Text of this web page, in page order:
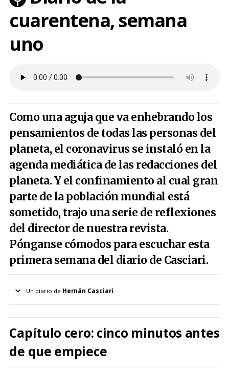
cuarentena, semana
uno
Como una aguja que va enhebrando los
pensamientos de todas las personas del
planeta, el coronavirus se instaló en la
agenda mediática de las redacciones del
planeta. Y el confinamiento al cual gran
parte de la población mundial está
sometido, trajo una serie de reflexiones
del director de nuestra revista.
Pónganse cómodos para escuchar esta
primera semana del diario de Casciari.
Un diario de Hernán Casciari
Timbre a las tres
10.6 segundos
Capítulo cero: cinco minutos antes
de que empiece